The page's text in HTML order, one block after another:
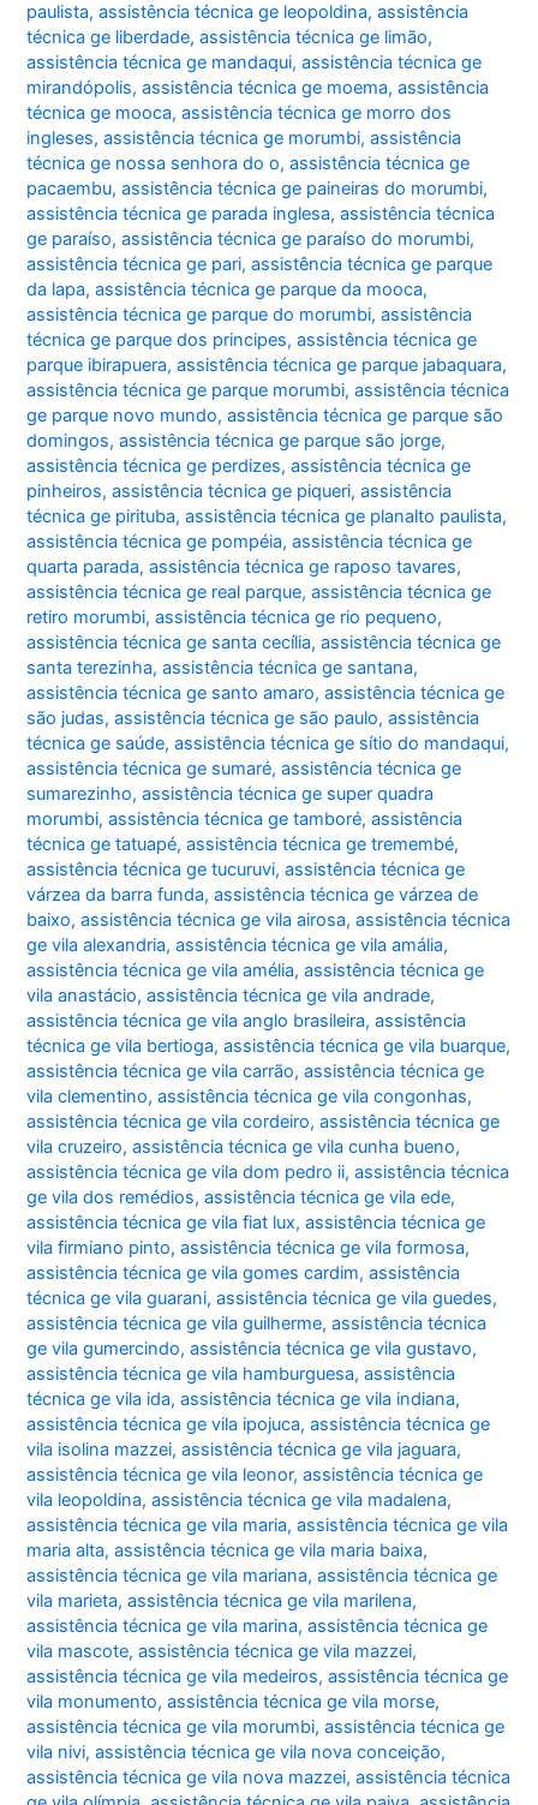
paulista,assistência técnica ge leopoldina,assistência
técnica ge liberdade,assistência técnica ge limão,
assistência técnica ge mandaqui,assistência técnica ge
mirandópolis,assistência técnica ge moema,assistência
técnica ge mooca,assistência técnica ge morro dos
ingleses,assistência técnica ge morumbi,assistência
técnica ge nossa senhora do o,assistência técnica ge
pacaembu,assistência técnica ge paineiras do morumbi,
assistência técnica ge parada inglesa,assistência técnica
ge paraíso,assistência técnica ge paraíso do morumbi,
assistência técnica ge pari,assistência técnica ge parque
da lapa,assistência técnica ge parque da mooca,
assistência técnica ge parque do morumbi,assistência
técnica ge parque dos principes,assistência técnica ge
parque ibirapuera,assistência técnica ge parque jabaquara,
assistência técnica ge parque morumbi,assistência técnica
ge parque novo mundo,assistência técnica ge parque são
domingos,assistência técnica ge parque são jorge,
assistência técnica ge perdizes,assistência técnica ge
pinheiros,assistência técnica ge piqueri,assistência
técnica ge pirituba,assistência técnica ge planalto paulista,
assistência técnica ge pompéia,assistência técnica ge
quarta parada,assistência técnica ge raposo tavares,
assistência técnica ge real parque,assistência técnica ge
retiro morumbi,assistência técnica ge rio pequeno,
assistência técnica ge santa cecília,assistência técnica ge
santa terezinha,assistência técnica ge santana,
assistência técnica ge santo amaro,assistência técnica ge
são judas,assistência técnica ge são paulo,assistência
técnica ge saúde,assistência técnica ge sítio do mandaqui,
assistência técnica ge sumaré,assistência técnica ge
sumarezinho,assistência técnica ge super quadra
morumbi,assistência técnica ge tamboré,assistência
técnica ge tatuapé,assistência técnica ge tremembé,
assistência técnica ge tucuruvi,assistência técnica ge
várzea da barra funda,assistência técnica ge várzea de
baixo,assistência técnica ge vila airosa,assistência técnica
ge vila alexandria,assistência técnica ge vila amália,
assistência técnica ge vila amélia,assistência técnica ge
vila anastácio,assistência técnica ge vila andrade,
assistência técnica ge vila anglo brasileira,assistência
técnica ge vila bertioga,assistência técnica ge vila buarque,
assistência técnica ge vila carrão,assistência técnica ge
vila clementino,assistência técnica ge vila congonhas,
assistência técnica ge vila cordeiro,assistência técnica ge
vila cruzeiro,assistência técnica ge vila cunha bueno,
assistência técnica ge vila dom pedro ii,assistência técnica
ge vila dos remédios,assistência técnica ge vila ede,
assistência técnica ge vila fiat lux,assistência técnica ge
vila firmiano pinto,assistência técnica ge vila formosa,
assistência técnica ge vila gomes cardim,assistência
técnica ge vila guarani,assistência técnica ge vila guedes,
assistência técnica ge vila guilherme,assistência técnica
ge vila gumercindo,assistência técnica ge vila gustavo,
assistência técnica ge vila hamburguesa,assistência
técnica ge vila ida,assistência técnica ge vila indiana,
assistência técnica ge vila ipojuca,assistência técnica ge
vila isolina mazzei,assistência técnica ge vila jaguara,
assistência técnica ge vila leonor,assistência técnica ge
vila leopoldina,assistência técnica ge vila madalena,
assistência técnica ge vila maria,assistência técnica ge vila
maria alta,assistência técnica ge vila maria baixa,
assistência técnica ge vila mariana,assistência técnica ge
vila marieta,assistência técnica ge vila marilena,
assistência técnica ge vila marina,assistência técnica ge
vila mascote,assistência técnica ge vila mazzei,
assistência técnica ge vila medeiros,assistência técnica ge
vila monumento,assistência técnica ge vila morse,
assistência técnica ge vila morumbi,assistência técnica ge
vila nivi,assistência técnica ge vila nova conceição,
assistência técnica ge vila nova mazzei,assistência técnica